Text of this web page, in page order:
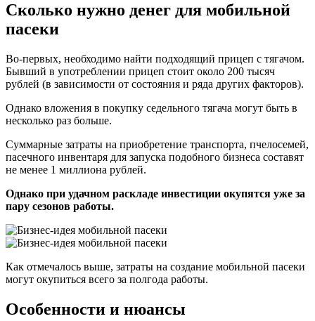
Сколько нужно денег для мобильной
пасеки
Во-первых, необходимо найти подходящий прицеп с тягачом.
Бывший в употреблении прицеп стоит около 200 тысяч
рублей (в зависимости от состояния и ряда других факторов).
Однако вложения в покупку седельного тягача могут быть в
несколько раз больше.
Суммарные затраты на приобретение транспорта, пчелосемей,
пасечного инвентаря для запуска подобного бизнеса составят
не менее 1 миллиона рублей.
Однако при удачном раскладе инвестиции окупятся уже за
пару сезонов работы.
Как отмечалось выше, затраты на создание мобильной пасеки
могут окупиться всего за полгода работы.
Особенности и нюансы